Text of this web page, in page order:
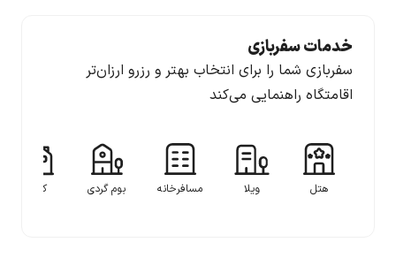
خدمات سفربازی
سفربازی شما را برای انتخاب بهتر و رزرو ارزان‌تر
اقامتگاه راهنمایی می‌کند
هتل ویلا مسافرخانه بوم گردی کلبه